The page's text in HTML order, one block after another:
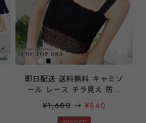
即日配送 送料無料 キャミソ
ール レース チラ見え 防止
カバー 見せブラ レディース
インナー タンクトップ カッ
¥1,680→ ¥840